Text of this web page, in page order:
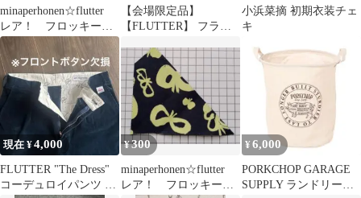
minaperhonen☆flutter
レア！ フロッキープ
リント
【会場限定品】
【FLUTTER】 フラッ
ト ブラック XL
小浜菜摘 初期衣装チェ
キ
現在 ¥4,000
FLUTTER "The Dress"
コーデュロイパンツ M
¥300
minaperhonen☆flutter
レア！ フロッキープ
¥ 6,000
PORKCHOP GARAGE
SUPPLY ランドリーバ